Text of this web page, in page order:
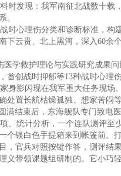
发现：我军南征北战数十载
。
心理伤分类和诊断标准，构
云贵、北上黑河，深入60余
学救护理论与实践研究成果
创战时抑郁等13种战时心理
影闪现在我军重大任务现场
置长航枯燥孤独、想家苦闷
结束后，东海舰队专门致电医
统计分析，一个连队测评至
银白色手提箱来到帐篷前。
官兵对照按键作答，测评结果
带领课题组研制的。它小巧